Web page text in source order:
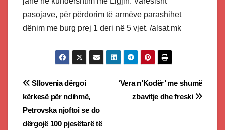
pasojave, për përdorim të armëve parashihet
dënim me burg prej 1 deri në 5 vjet. /alsat.mk
Post
navigation
‘Vera n’Kodër’ me shumë
zbavitje dhe freski
Sllovenia dërgoi
kërkesë për ndihmë,
Petrovska njoftoi se do
dërgojë 100 pjesëtarë të